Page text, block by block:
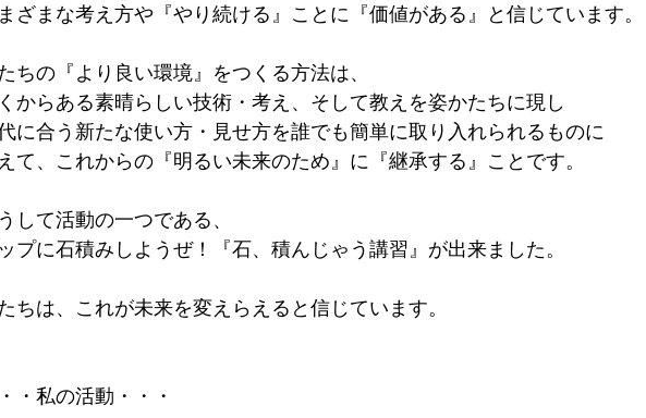
ざまな考え方や『やり続ける』ことに『価値がある』と信じています。
ちの『より良い環境』をつくる方法は、
からある素晴らしい技術・考え、そして教えを姿かたちに現し
に合う新たな使い方・見せ方を誰でも簡単に取り入れられるものに
て、これからの『明るい未来のため』に『継承する』ことです。
して活動の一つである、
プに石積みしようぜ！『石、積んじゃう講習』が出来ました。
ちは、これが未来を変えらえると信じています。
・私の活動・・・